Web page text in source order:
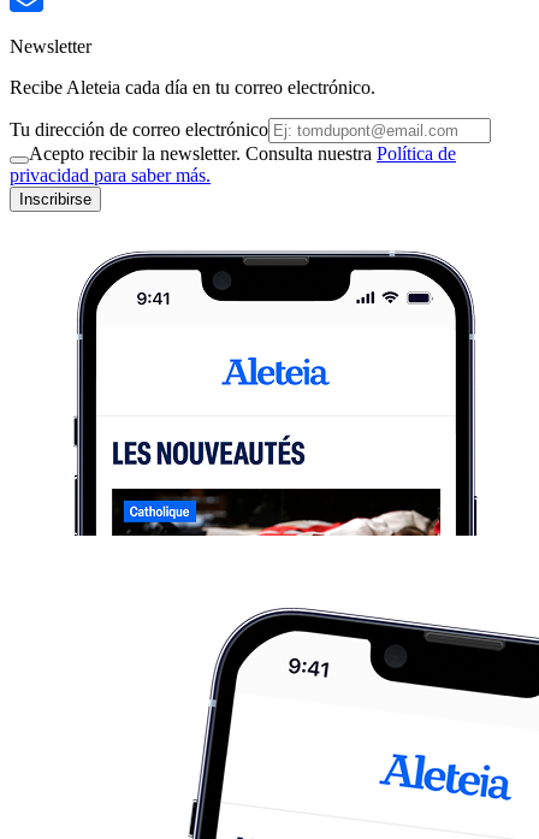
Newsletter
Recibe Aleteia cada día en tu correo electrónico.
Tu dirección de correo electrónico
Acepto recibir la newsletter. Consulta nuestra Política de
privacidad para saber más.
Inscribirse